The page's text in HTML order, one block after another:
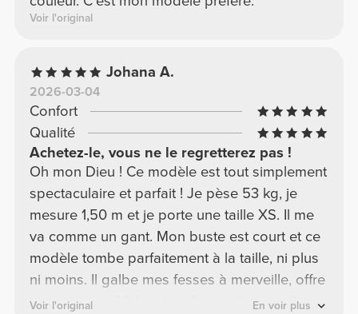
Voir l'original
Johana A.
2026-03-04
Confort
Qualité
Achetez-le, vous ne le regretterez pas !
Oh mon Dieu ! Ce modèle est tout simplement
spectaculaire et parfait ! Je pèse 53 kg, je
mesure 1,50 m et je porte une taille XS. Il me
va comme un gant. Mon buste est court et ce
modèle tombe parfaitement à la taille, ni plus
ni moins. Il galbe mes fesses à merveille, offre
un maintien idéal tout en laissant apparaître
Voir l'original En voir plus